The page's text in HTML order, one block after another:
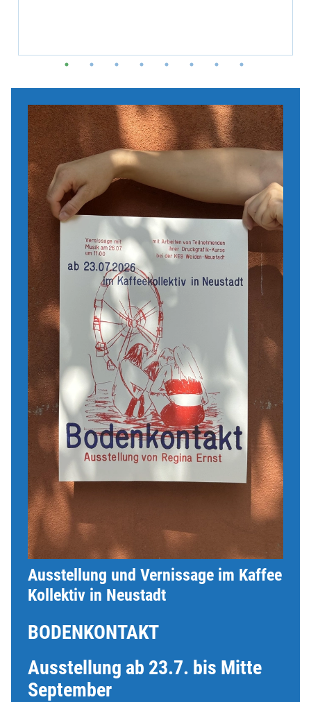
Ausstellung und Vernissage im Kaffee
Kollektiv in Neustadt
BODENKONTAKT
Ausstellung ab 23.7. bis Mitte
September